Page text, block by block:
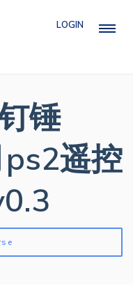
LOGIN
锤
遥控